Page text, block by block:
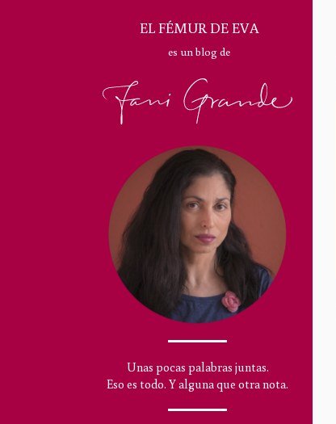
EL FÉMUR DE EVA
es un blog de
Unas pocas palabras juntas.
Eso es todo. Y alguna que otra nota.